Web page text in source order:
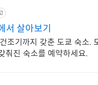
서 살아보기
조기까지 갖춘 도쿄 숙소.
춰진 숙소를 예약하세요.